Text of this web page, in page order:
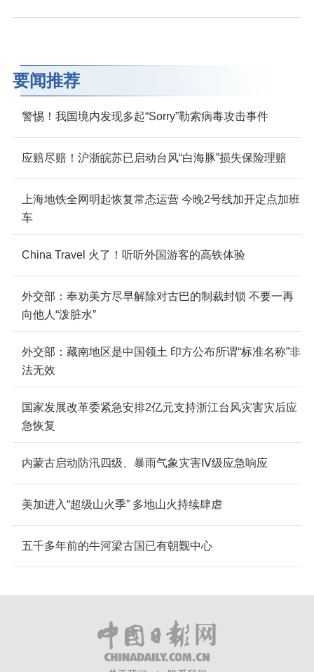
要闻推荐
警惕！我国境内发现多起“Sorry”勒索病毒攻击事件
应赔尽赔！沪浙皖苏已启动台风“白海豚”损失保险理赔
上海地铁全网明起恢复常态运营 今晚2号线加开定点加班
车
China Travel 火了！听听外国游客的高铁体验
外交部：奉劝美方尽早解除对古巴的制裁封锁 不要一再
向他人“泼脏水”
外交部：藏南地区是中国领土 印方公布所谓“标准名称”非
法无效
国家发展改革委紧急安排2亿元支持浙江台风灾害灾后应
急恢复
内蒙古启动防汛四级、暴雨气象灾害Ⅳ级应急响应
美加进入“超级山火季” 多地山火持续肆虐
五千多年前的牛河梁古国已有朝觐中心